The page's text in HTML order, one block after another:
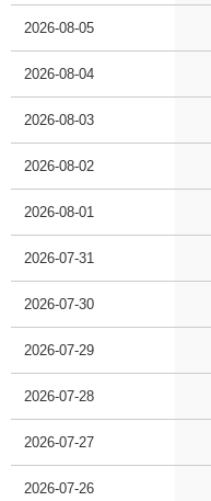
2026-08-05
2026-08-04
2026-08-03
2026-08-02
2026-08-01
2026-07-31
2026-07-30
2026-07-29
2026-07-28
2026-07-27
2026-07-26